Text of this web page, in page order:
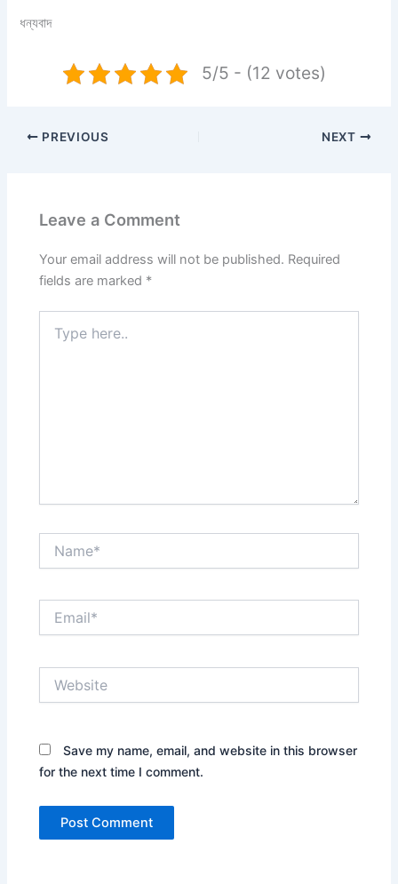
ধন্যবাদ
5/5 - (12 votes)
PREVIOUS NEXT
Leave a Comment
Your email address will not be published. Required
fields are marked *
here..
Save my name, email, and website in this browser
for the next time I comment.